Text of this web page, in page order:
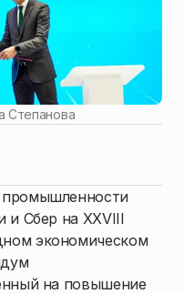
Степанова
и Сбер на XXVIII
экономическом
на повышение